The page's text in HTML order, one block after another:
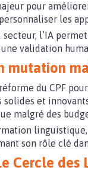
pour
les
secteur, l’IA
validation
mutation
du CPF
solides et
malgré des
son rôle clé
Cercle des